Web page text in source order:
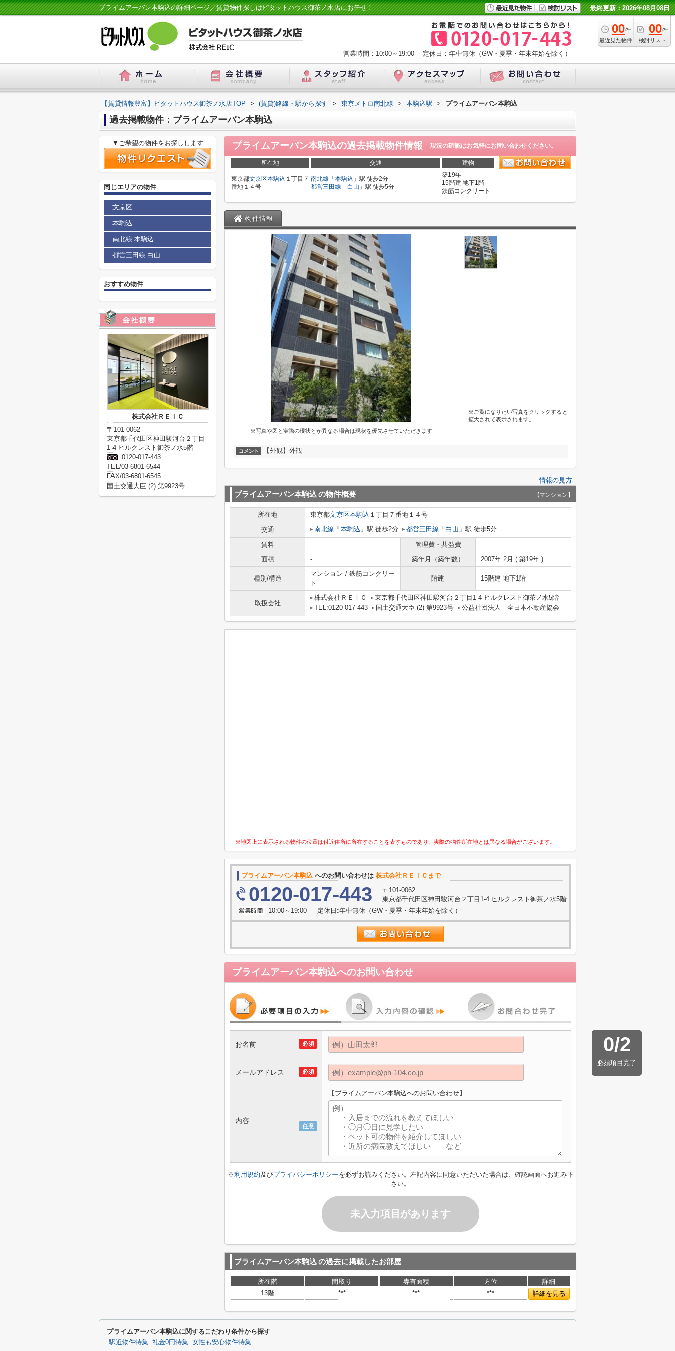
プライムアーバン本駒込の詳細ページ／賃貸物件探しはピタットハウス御茶ノ水店にお任せ！ 最終更新：2026年08月08日
00件
最近見た物件
00件
検討リスト
営業時間：10:00～19:00 定休日：年中無休（GW・夏季・年末年始を除く）
【賃貸情報豊富】ピタットハウス御茶ノ水店TOP > (賃貸)路線・駅から探す > 東京メトロ南北線 > 本駒込駅 > プライムアーバン本駒込
過去掲載物件：プライムアーバン本駒込
プライムアーバン本駒込の過去掲載物件情報 現況の確認はお気軽にお問い合わせください。
所在地 交通 建物
東京都文京区本駒込 １丁目７
番地１４号
南北線 「 本駒込 」駅 徒歩2分
都営三田線 「 白山 」駅 徒歩5分
築19年
15階建 地下1階
鉄筋コンクリート
物件情報
※写真や図と実際の現状とが異なる場合は現状を優先させていただきます
※ご覧になりたい写真をクリックすると
拡大されて表示されます。
コメント 【外観】外観
情報の見方
プライムアーバン本駒込の物件概要 【マンション】
所在地 東京都文京区本駒込 １丁目７番地１４号
交通
南北線 「 本駒込 」駅 徒歩2分 都営三田線 「 白山 」駅 徒歩5分
賃料 - 管理費・共益費
-
面積
- 築年月（築年数） 2007年 2月 ( 築19年 )
種別/構造
マンション / 鉄筋コンクリー
ト
階建 15階建 地下1階
取扱会社
株式会社ＲＥＩＣ
東京都千代田区神田駿河台２丁目1-4 ヒルクレスト御茶ノ水5階
TEL:0120-017-443
国土交通大臣 (2) 第9923号 公益社団法人 全日本不動産協会
※地図上に表示される物件の位置は付近住所に所在することを表すものであり、実際の物件所在地とは異なる場合がございます。
プライムアーバン本駒込 へのお問い合わせは 株式会社ＲＥＩＣまで
0120-017-443
〒101-0062
東京都千代田区神田駿河台２丁目1-4 ヒルクレスト御茶ノ水5階
10:00～19:00 定休日:年中無休（GW・夏季・年末年始を除く）
プライムアーバン本駒込へのお問い合わせ
0/2
必須項目完了
必須
お名前
必須
メールアドレス
任意
内容
【プライムアーバン本駒込へのお問い合わせ】
※利用規約及びプライバシーポリシーを必ずお読みください。左記内容に同意いただいた場合は、確認画面へお進み下
さい。
未入力項目があります
プライムアーバン本駒込の過去に掲載したお部屋
所在階 間取り 専有面積 方位
詳細
13階
*** *** *** 詳細を見る
▼ご希望の物件をお探しします
同じエリアの物件
文京区
本駒込
南北線 本駒込
都営三田線 白山
おすすめ物件
株式会社ＲＥＩＣ
〒101-0062
東京都千代田区神田駿河台２丁目
1-4 ヒルクレスト御茶ノ水5階
0120-017-443
TEL/03-6801-6544
FAX/03-6801-6545
国土交通大臣 (2) 第9923号
プライムアーバン本駒込に関するこだわり条件から探す
駅近物件特集 礼金0円特集 女性も安心物件特集